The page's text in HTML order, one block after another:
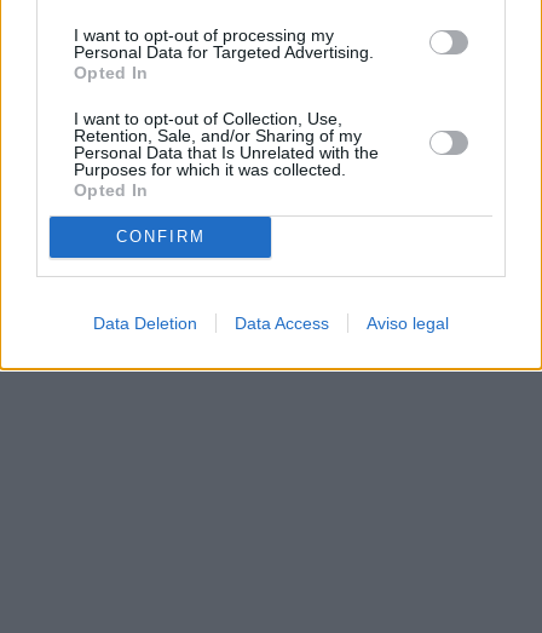
I want to opt-out of processing my
Personal Data for Targeted Advertising.
Opted In
I want to opt-out of Collection, Use,
Retention, Sale, and/or Sharing of my
Personal Data that Is Unrelated with the
Purposes for which it was collected.
Opted In
CONFIRM
Data Deletion Data Access Aviso legal